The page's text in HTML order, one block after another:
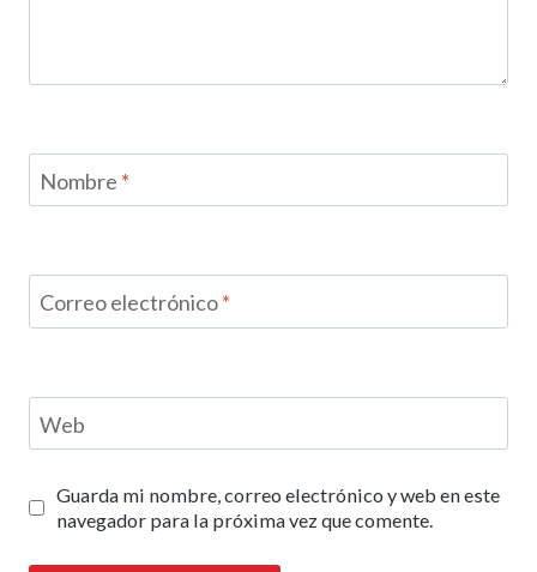
Nombre *
Correo electrónico*
Web
Guarda mi nombre, correo electrónico y web en este
navegador para la próxima vez que comente.